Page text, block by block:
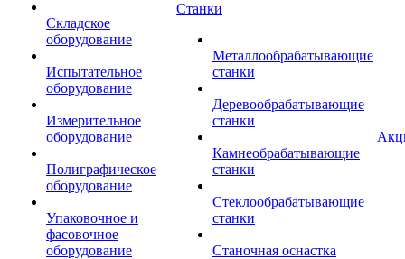
Складское
оборудование
Испытательное
оборудование
Измерительное
оборудование
Полиграфическое
оборудование
Упаковочное и
фасовочное
оборудование
Станки
Металлообрабатывающие
станки
Деревообрабатывающие
станки
Камнеобрабатывающие
станки
Стеклообрабатывающие
станки
Станочная оснастка